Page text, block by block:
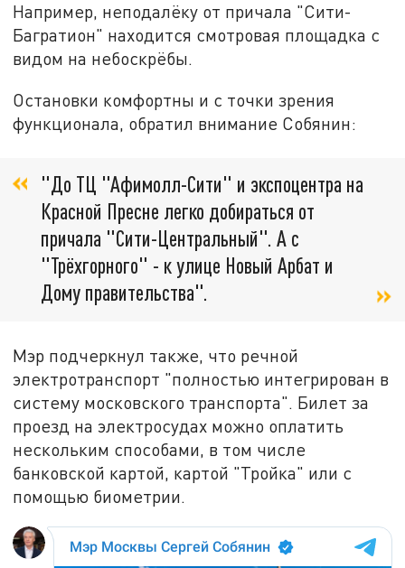
Например, неподалёку от причала "Сити-
Багратион" находится смотровая площадка с
видом на небоскрёбы.
Остановки комфортны и с точки зрения
функционала, обратил внимание Собянин:
"До ТЦ "Афимолл-Сити" и экспоцентра на
Красной Пресне легко добираться от
причала "Сити-Центральный". А с
"Трёхгорного" - к улице Новый Арбат и
Дому правительства".
Мэр подчеркнул также, что речной
электротранспорт "полностью интегрирован в
систему московского транспорта". Билет за
проезд на электросудах можно оплатить
нескольким способами, в том числе
банковской картой, картой "Тройка" или с
помощью биометрии.